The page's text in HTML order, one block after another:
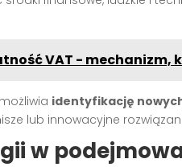
VAT - mechanizm,
identyfikację
lub innowacyjne
w